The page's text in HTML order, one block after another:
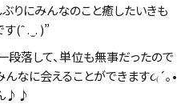
ぶりにみんなのこと癒したいきも
(ˆ . ̫ . )”
段落して、単位も無事だったので
んなに会えることができます૮₍´｡•
♪♪